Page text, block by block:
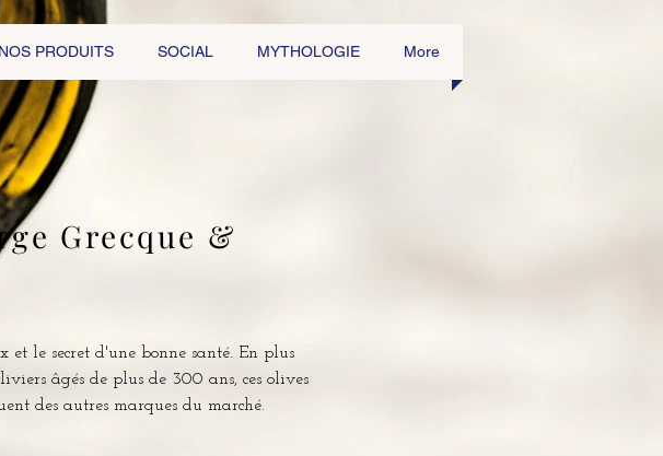
NOS PRODUITS SOCIAL MYTHOLOGIE More
Grecque &
le secret d'une bonne santé. En plus
âgés de plus de 300 ans, ces olives
des autres marques du marché.